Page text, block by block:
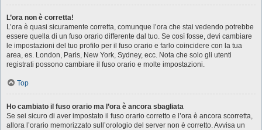
L’ora non è corretta!
L’ora è quasi sicuramente corretta, comunque l’ora che stai vedendo potrebbe
essere quella di un fuso orario differente dal tuo. Se così fosse, devi cambiare
le impostazioni del tuo profilo per il fuso orario e farlo coincidere con la tua
area, es. London, Paris, New York, Sydney, ecc. Nota che solo gli utenti
registrati possono cambiare il fuso orario e molte impostazioni.
Top
Ho cambiato il fuso orario ma l’ora è ancora sbagliata
Se sei sicuro di aver impostato il fuso orario corretto e l’ora è ancora scorretta,
allora l’orario memorizzato sull’orologio del server non è corretto. Avvisa un